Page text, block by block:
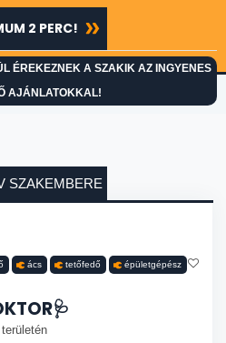
ÉREKEZNEK A SZAKIK AZ INGYENES
AJÁNLATOKKAL!
2 PERC!
SZAKEMBERE
ács tetőfedő épületgépész